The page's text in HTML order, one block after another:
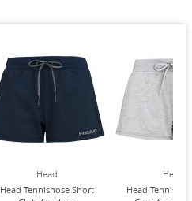
Head
Head Tennishose Short
Head
Head